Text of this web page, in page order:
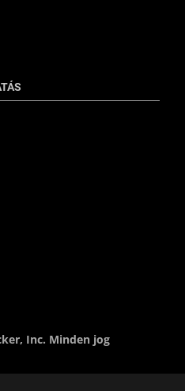
Inc. Minden jog